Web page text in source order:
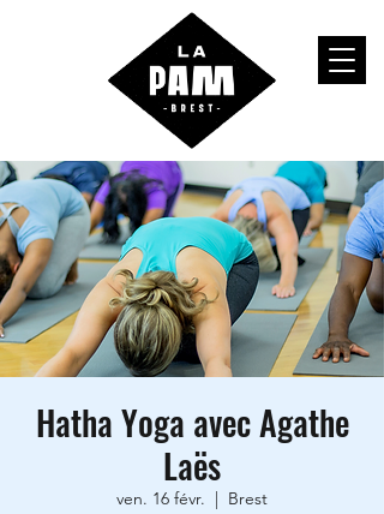
Hatha Yoga avec Agathe
Laës
ven. 16 févr.
  |
Brest